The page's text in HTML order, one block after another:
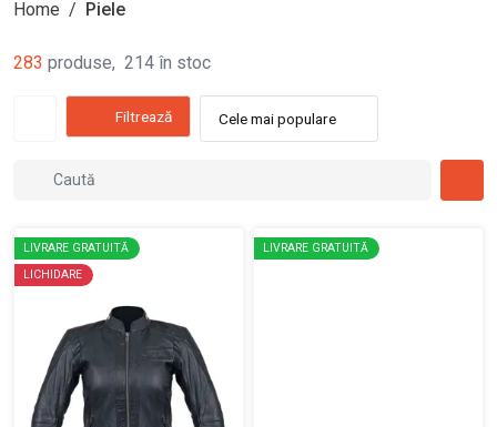
Home / Piele
283 produse, 214 în stoc
Filtrează Cele mai populare
LIVRARE GRATUITĂ
LICHIDARE
LIVRARE GRATUITĂ